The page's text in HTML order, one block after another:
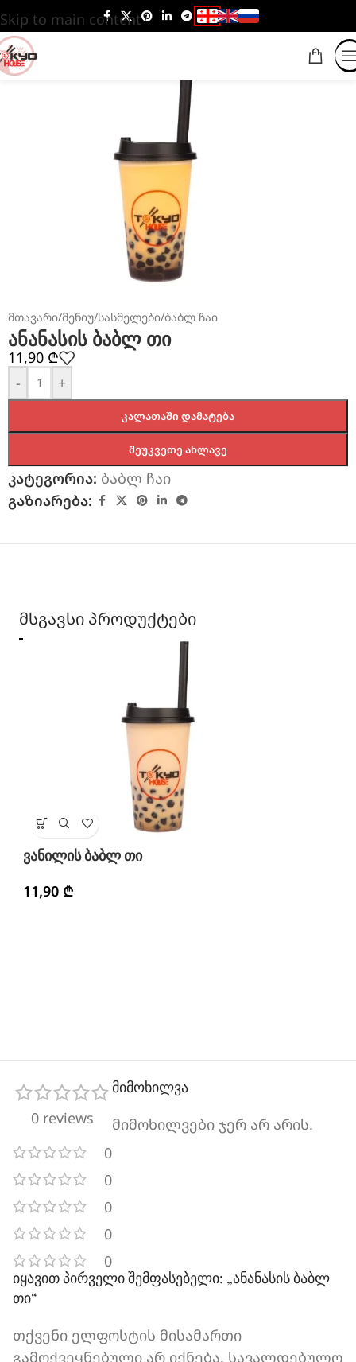
Skip to main content
მთავარი/მენიუ/სასმელები/ბაბლ ჩაი
ანანასის ბაბლ თი
11,90 ₾
-
+
ᲙᲐᲚᲐᲗᲐᲨᲘ ᲓᲐᲛᲐᲢᲔᲑᲐ
ᲨᲔᲣᲙᲕᲔᲗᲔ ᲐᲮᲚᲐᲕᲔ
კატეგორია: ბაბლ ჩაი
გაზიარება:
მსგავსი პროდუქტები
ვანილის ბაბლ თი
11,90 ₾
0 reviews
0
0
0
0
0
მიმოხილვა
მიმოხილვები ჯერ არ არის.
იყავით პირველი შემფასებელი: „ანანასის ბაბლ
თი“
თქვენი ელფოსტის მისამართი
გამოქვეყნებული არ იქნება. სავალდებულო